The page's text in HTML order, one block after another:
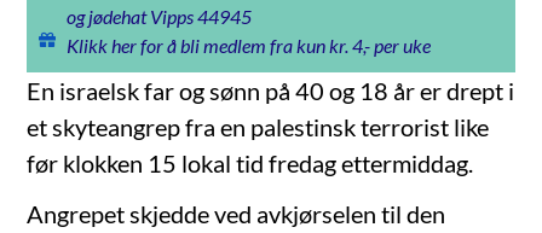
og jødehat Vipps 44945
Klikk her for å bli medlem fra kun kr. 4,- per uke
En israelsk far og sønn på 40 og 18 år er drept i
et skyteangrep fra en palestinsk terrorist like
før klokken 15 lokal tid fredag ettermiddag.
Angrepet skjedde ved avkjørselen til den